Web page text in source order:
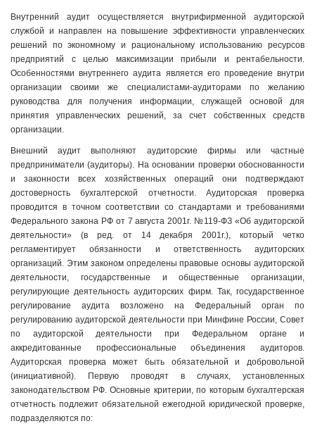
Внутренний аудит осуществляется внутрифирменной аудиторской
службой и направлен на повышение эффективности управленческих
решений по экономному и рациональному использованию ресурсов
предприятий с целью максимизации прибыли и рентабельности.
Особенностями внутреннего аудита является его проведение внутри
организации своими же специалистами-аудиторами по желанию
руководства для получения информации, служащей основой для
принятия управленческих решений, за счет собственных средств
организации.
Внешний аудит выполняют аудиторские фирмы или частные
предприниматели (аудиторы). На основании проверки обоснованности
и законности всех хозяйственных операций они подтверждают
достоверность бухгалтерской отчетности. Аудиторская проверка
проводится в точном соответствии со стандартами и требованиями
Федерального закона РФ от 7 августа 2001г. №119-ФЗ «Об аудиторской
деятельности» (в ред. от 14 декабря 2001г.), который четко
регламентирует обязанности и ответственность аудиторских
организаций. Этим законом определены правовые основы аудиторской
деятельности, государственные и общественные организации,
регулирующие деятельность аудиторских фирм. Так, государственное
регулирование аудита возложено на Федеральный орган по
регулированию аудиторской деятельности при Минфине России, Совет
по аудиторской деятельности при Федеральном органе и
аккредитованные профессиональные объединения аудиторов.
Аудиторская проверка может быть обязательной и добровольной
(инициативной). Первую проводят в случаях, установленных
законодательством РФ. Основные критерии, по которым бухгалтерская
отчетность подлежит обязательной ежегодной юридической проверке,
подразделяются по: